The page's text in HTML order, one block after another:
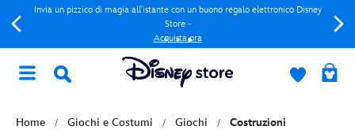
Invia un pizzico di magia all'istante con un buono regalo elettronico Disney
Store -
Acquista ora
Home Giochi e Costumi Giochi Costruzioni